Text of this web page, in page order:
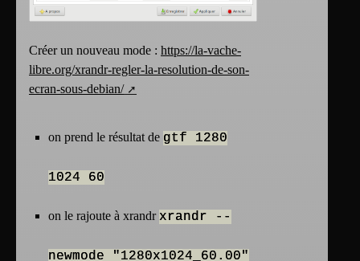
Créer un nouveau mode : https://la-vache-
libre.org/xrandr-regler-la-resolution-de-son-
ecran-sous-debian/
on prend le résultat de gtf 1280
1024 60
on le rajoute à xrandr xrandr --
newmode "1280x1024_60.00"